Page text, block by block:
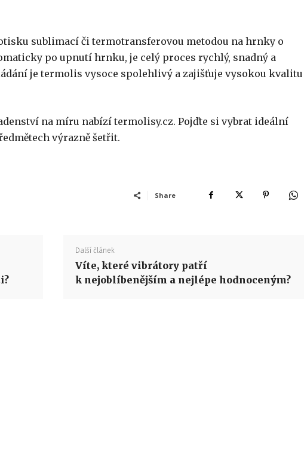
sublimací či termotransferovou metodou na hrnky o
po upnutí hrnku, je celý proces rychlý, snadný a
je termolis vysoce spolehlivý a zajišťuje vysokou kvalitu
na míru nabízí termolisy.cz. Pojďte si vybrat ideální
výrazně šetřit.
Share
Další článek
Víte, které vibrátory patří
k nejoblíbenějším a nejlépe hodnoceným?